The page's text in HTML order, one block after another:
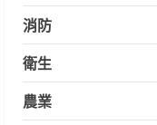
消防
衛生
農業